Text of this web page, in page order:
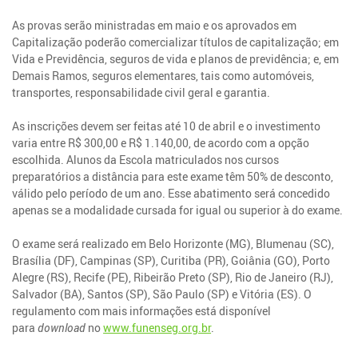
As provas serão ministradas em maio e os aprovados em
Capitalização poderão comercializar títulos de capitalização; em
Vida e Previdência, seguros de vida e planos de previdência; e, em
Demais Ramos, seguros elementares, tais como automóveis,
transportes, responsabilidade civil geral e garantia.
As inscrições devem ser feitas até 10 de abril e o investimento
varia entre R$ 300,00 e R$ 1.140,00, de acordo com a opção
escolhida. Alunos da Escola matriculados nos cursos
preparatórios a distância para este exame têm 50% de desconto,
válido pelo período de um ano. Esse abatimento será concedido
apenas se a modalidade cursada for igual ou superior à do exame.
O exame será realizado em Belo Horizonte (MG), Blumenau (SC),
Brasília (DF), Campinas (SP), Curitiba (PR), Goiânia (GO), Porto
Alegre (RS), Recife (PE), Ribeirão Preto (SP), Rio de Janeiro (RJ),
Salvador (BA), Santos (SP), São Paulo (SP) e Vitória (ES). O
regulamento com mais informações está disponível
paradownload nowww.funenseg.org.br.